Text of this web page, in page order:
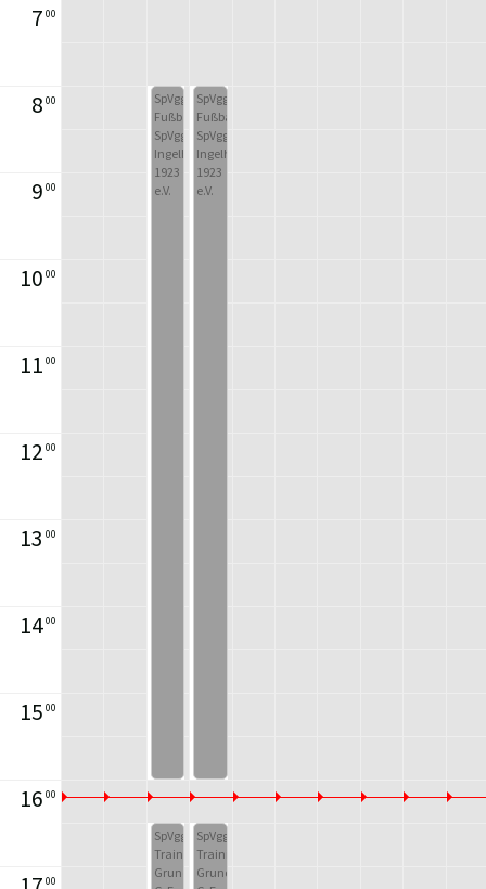
7 00
8 00
9 00
10 00
11 00
12 00
13 00
1400
15 00
16 00
00
SpVgg/
Fußballcamp
SpVgg
Ingelheim
1923
e.V.
SpVgg/
Training
Grundlagenbereich
SpVgg/
Fußballcamp
SpVgg
Ingelheim
1923
e.V.
SpVgg/
Training
Grundlagenbereich